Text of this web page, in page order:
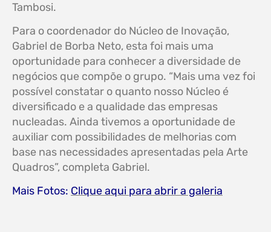
Tambosi.
Para o coordenador do Núcleo de Inovação,
Gabriel de Borba Neto, esta foi mais uma
oportunidade para conhecer a diversidade de
negócios que compõe o grupo. “Mais uma vez foi
possível constatar o quanto nosso Núcleo é
diversificado e a qualidade das empresas
nucleadas. Ainda tivemos a oportunidade de
auxiliar com possibilidades de melhorias com
base nas necessidades apresentadas pela Arte
Quadros”, completa Gabriel.
Mais Fotos: Clique aqui para abrir a galeria